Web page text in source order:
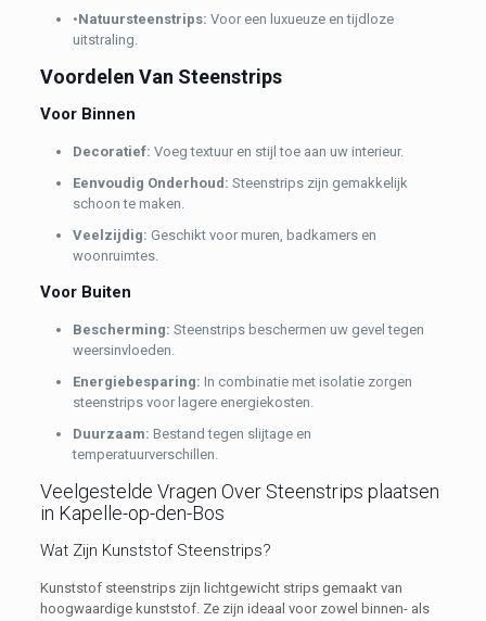
•Natuursteenstrips: Voor een luxueuze en tijdloze
uitstraling.
Voordelen Van Steenstrips
Voor Binnen
Decoratief: Voeg textuur en stijl toe aan uw interieur.
Eenvoudig Onderhoud: Steenstrips zijn gemakkelijk
schoon te maken.
Veelzijdig: Geschikt voor muren, badkamers en
woonruimtes.
Voor Buiten
Bescherming: Steenstrips beschermen uw gevel tegen
weersinvloeden.
Energiebesparing: In combinatie met isolatie zorgen
steenstrips voor lagere energiekosten.
Duurzaam: Bestand tegen slijtage en
temperatuurverschillen.
Veelgestelde Vragen Over Steenstrips plaatsen
in Kapelle-op-den-Bos
Wat Zijn Kunststof Steenstrips?
Kunststof steenstrips zijn lichtgewicht strips gemaakt van
hoogwaardige kunststof. Ze zijn ideaal voor zowel binnen- als